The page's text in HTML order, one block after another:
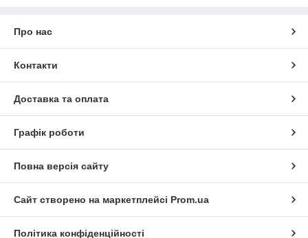
Про нас
Контакти
Доставка та оплата
Графік роботи
Повна версія сайту
Сайт створено на маркетплейсі Prom.ua
Політика конфіденційності